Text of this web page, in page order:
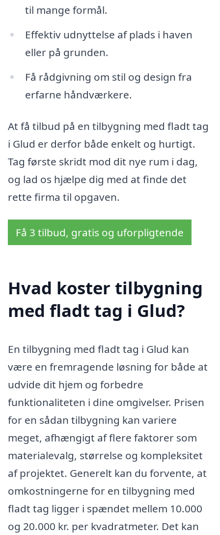
til mange formål.
Effektiv udnyttelse af plads i haven
eller på grunden.
Få rådgivning om stil og design fra
erfarne håndværkere.
At få tilbud på en tilbygning med fladt tag
i Glud er derfor både enkelt og hurtigt.
Tag første skridt mod dit nye rum i dag,
og lad os hjælpe dig med at finde det
rette firma til opgaven.
Få 3 tilbud, gratis og uforpligtende
Hvad koster tilbygning
med fladt tag i Glud?
En tilbygning med fladt tag i Glud kan
være en fremragende løsning for både at
udvide dit hjem og forbedre
funktionaliteten i dine omgivelser. Prisen
for en sådan tilbygning kan variere
meget, afhængigt af flere faktorer som
materialevalg, størrelse og kompleksitet
af projektet. Generelt kan du forvente, at
omkostningerne for en tilbygning med
fladt tag ligger i spændet mellem 10.000
og 20.000 kr. per kvadratmeter. Det kan